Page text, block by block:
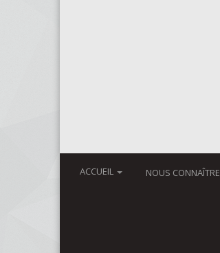
ACCUEIL NOUS CONNAÎTRE